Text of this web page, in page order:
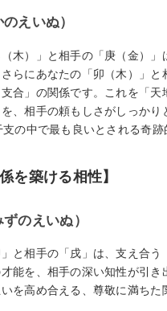
えいぬ）
木）」と相手の「庚（金）」
らにあなたの「卯（木）」と
合」の関係です。これを「天
、相手の頼もしさがしっかり
の中で最も良いとされる奇跡
を築ける相性】
のえいぬ）
と相手の「戌」は、支え合う
能を、相手の深い知性が引き
を高め合える、尊敬に満ちた